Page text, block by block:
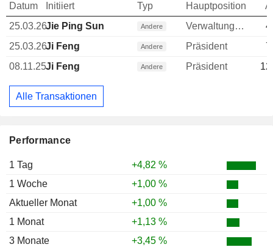
Performance
1 Tag
+4,82 %
1 Woche
+1,00 %
Aktueller Monat
+1,00 %
1 Monat
+1,13 %
3 Monate
+3,45 %
Datum Initiiert Typ Hauptposition
25.03.26Jie Ping Sun Andere Verwaltungsratsmitglied
25.03.26Ji Feng Andere Präsident
08.11.25Ji Feng Andere Präsident
Alle Transaktionen